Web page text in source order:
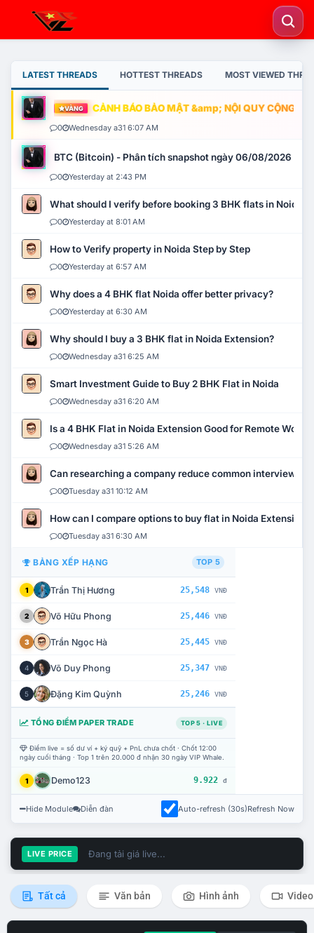
LATEST THREADS HOTTEST THREADS MOST VIEWED
VÀNG CẢNH BÁO BẢO MẬT &amp; NỘI QUY CỘNG
0 Wednesday a31 6:07 AM
BTC (Bitcoin) - Phân tích snapshot ngày 06/08/2026
0 Yesterday at 2:43 PM
What should I verify before booking 3 BHK flats in Noida?
0 Yesterday at 8:01 AM
How to Verify property in Noida Step by Step
0 Yesterday at 6:57 AM
Why does a 4 BHK flat Noida offer better privacy?
0 Yesterday at 6:30 AM
Why should I buy a 3 BHK flat in Noida Extension?
0 Wednesday a31 6:25 AM
Smart Investment Guide to Buy 2 BHK Flat in Noida
0 Wednesday a31 6:20 AM
Is a 4 BHK Flat in Noida Extension Good for Remote Work?
0 Wednesday a31 5:26 AM
Can researching a company reduce common interview
0 Tuesday a31 10:12 AM
How can I compare options to buy flat in Noida Extension?
0 Tuesday a31 6:30 AM
BẢNG XẾP HẠNG TOP 5
1 Trần Thị Hương 25,548 VNĐ
2 Võ Hữu Phong 25,446 VNĐ
3 Trần Ngọc Hà 25,445 VNĐ
4 Võ Duy Phong 25,347 VNĐ
5 Đặng Kim Quỳnh 25,246 VNĐ
TỔNG ĐIỂM PAPER TRADE TOP 5 · LIVE
Điểm live = số dư ví + ký quỹ + PnL chưa chốt · Chốt 12:00
ngày cuối tháng · Top 1 trên 20.000 đ nhận 30 ngày VIP Whale.
1 Demo123 9.922 đ
Hide Module Diễn đàn Auto-refresh (30s)Refresh Now
LIVE PRICE Đang tải giá live...
Tất cả Văn bản Hình ảnh Video